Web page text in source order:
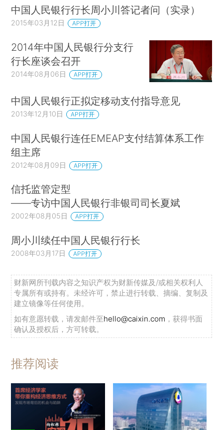
中国人民银行行长周小川答记者问（实录）
2015年03月12日 APP打开
2014年中国人民银行分支行
行长座谈会召开
2014年08月06日 APP打开
中国人民银行正拟定移动支付指导意见
2013年12月10日 APP打开
中国人民银行连任EMEAP支付结算体系工作
组主席
2012年08月09日 APP打开
信托监管定型
——专访中国人民银行非银司司长夏斌
2002年08月05日 APP打开
周小川续任中国人民银行行长
2008年03月17日 APP打开
财新网所刊载内容之知识产权为财新传媒及/或相关权利人
专属所有或持有。未经许可，禁止进行转载、摘编、复制及
建立镜像等任何使用。
如有意愿转载，请发邮件至hello@caixin.com ，获得书面
确认及授权后，方可转载。
推荐阅读